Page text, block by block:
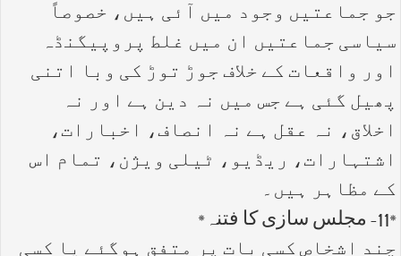
جو جماعتیں وجود میں آئی ہیں، خصوصاً
سیاسی جماعتیں ان میں غلط پروپیگنڈہ
اور واقعات کے خلاف جوڑ توڑ کی وبا اتنی
پھیل گئی ہے جس میں نہ دین ہے اور نہ
اخلاق، نہ عقل ہے نہ انصاف، اخبارات،
اشتہارات، ریڈیو، ٹیلی ویژن، تمام اس
کے مظاہر ہیں۔
*11- مجلس سازی کا فتنہ*